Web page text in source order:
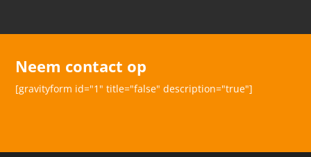
Neem contact op
[gravityform id="1" title="false" description="true"]